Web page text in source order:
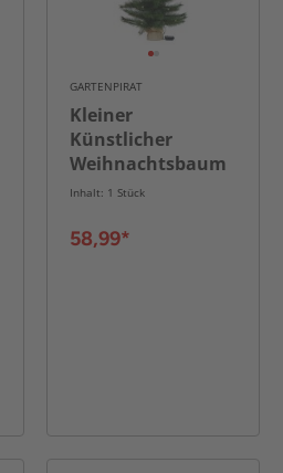
GARTENPIRAT
Kleiner
Künstlicher
Weihnachtsbaum
90 cm beleuchtet
Inhalt: 1 Stück
58,99*